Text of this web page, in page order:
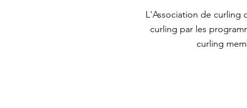
L'Association de curling
curling par les
curling